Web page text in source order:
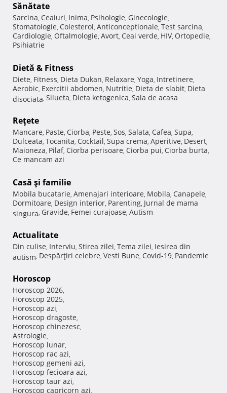
Sănătate
Sarcina, Ceaiuri, Inima, Psihologie, Ginecologie,
Stomatologie, Colesterol, Anticonceptionale, Test sarcina,
Cardiologie, Oftalmologie, Avort, Ceai verde, HIV, Ortopedie,
Psihiatrie
Dietă & Fitness
Diete, Fitness, Dieta Dukan, Relaxare, Yoga, Intretinere,
Aerobic, Exercitii abdomen, Nutritie, Dieta de slabit, Dieta
disociata, Silueta, Dieta ketogenica, Sala de acasa
Reţete
Mancare, Paste, Ciorba, Peste, Sos, Salata, Cafea, Supa,
Dulceata, Tocanita, Cocktail, Supa crema, Aperitive, Desert,
Maioneza, Pilaf, Ciorba perisoare, Ciorba pui, Ciorba burta,
Ce mancam azi
Casă şi familie
Mobila bucatarie, Amenajari interioare, Mobila, Canapele,
Dormitoare, Design interior, Parenting, Jurnal de mama
singura, Gravide, Femei curajoase, Autism
Actualitate
Din culise, Interviu, Stirea zilei, Tema zilei, Iesirea din
autism, Despărţiri celebre, Vesti Bune, Covid-19, Pandemie
Horoscop
Horoscop 2026,
Horoscop 2025,
Horoscop azi,
Horoscop dragoste,
Horoscop chinezesc,
Astrologie,
Horoscop lunar,
Horoscop rac azi,
Horoscop gemeni azi,
Horoscop fecioara azi,
Horoscop taur azi,
Horoscop capricorn azi,